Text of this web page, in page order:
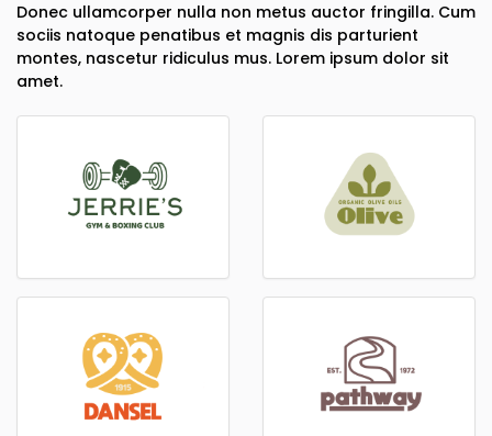
Donec ullamcorper nulla non metus auctor fringilla. Cum
sociis natoque penatibus et magnis dis parturient
montes, nascetur ridiculus mus. Lorem ipsum dolor sit
amet.